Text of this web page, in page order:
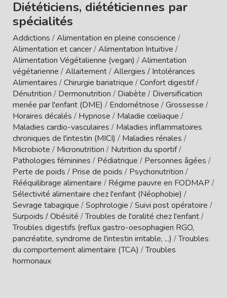
Diététiciens, diététiciennes par
spécialités
Addictions /Alimentation en pleine conscience /
Alimentation et cancer/Alimentation Intuitive /
Alimentation Végétalienne (vegan) /Alimentation
végétarienne /Allaitement/Allergies / Intolérances
Alimentaires /Chirurgie bariatrique /Confort digestif/
Dénutrition / Dermonutrition / Diabète / Diversification
menée par l'enfant (DME) / Endométriose /Grossesse /
Horaires décalés / Hypnose / Maladie cœliaque /
Maladies cardio-vasculaires / Maladies inflammatoires
chroniques de l'intestin (MICI) / Maladies rénales /
Microbiote / Micronutrition / Nutrition du sportif/
Pathologies féminines / Pédiatrique / Personnes âgées /
Perte de poids / Prise de poids / Psychonutrition /
Rééquilibrage alimentaire / Régime pauvre en FODMAP /
Sélectivité alimentaire chez l'enfant (Néophobie) /
Sevrage tabagique /Sophrologie /Suivi post opératoire /
Surpoids / Obésité /Troubles de l'oralité chez l'enfant/
Troubles digestifs (reflux gastro-oesophagien RGO,
pancréatite, syndrome de l'intestin irritable, ...) /Troubles
du comportement alimentaire (TCA) /Troubles
hormonaux